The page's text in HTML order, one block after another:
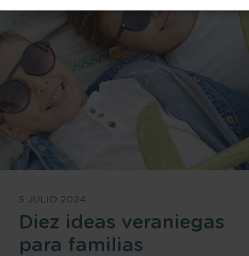
5 JULIO 2024
Diez ideas veraniegas
para familias